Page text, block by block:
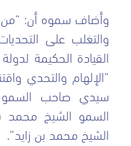
وأضاف سموه أن: “من
والتغلب على
القيادة الحكيمة
“الإلهام والتحدي
سيدي صاحب
السمو الشيخ
الشيخ محمد بن زايد”.